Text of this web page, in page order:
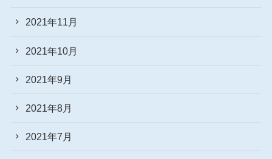
2021年11月
2021年10月
2021年9月
2021年8月
2021年7月